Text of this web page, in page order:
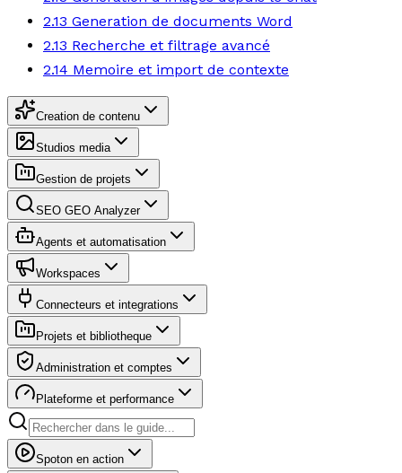
2.13 Generation de documents Word
2.13 Recherche et filtrage avancé
2.14 Memoire et import de contexte
Creation de contenu
Studios media
Gestion de projets
SEO GEO Analyzer
Agents et automatisation
Workspaces
Connecteurs et integrations
Projets et bibliotheque
Administration et comptes
Plateforme et performance
Spoton en action